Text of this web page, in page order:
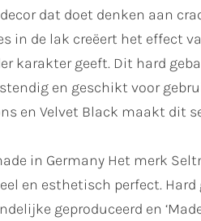
dat doet denken aan
in de lak creëert het effect
karakter geeft. Dit hard
en geschikt voor
en Velvet Black maakt dit
in Germany Het merk
en esthetisch perfect.
geproduceerd en